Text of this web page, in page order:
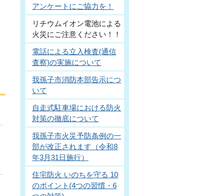
アンケートにご協力を！
リチウムイオン電池による
火災にご注意ください！！
電話による立入検査(通信
査察)の実施について
我孫子市消防本部告示につ
いて
自走式駐車場における防火
対策の徹底について
我孫子市火災予防条例の一
部が改正されます（令和8
年3月31日施行）
住宅防火 いのちを守る 10
のポイント(4つの習慣・6